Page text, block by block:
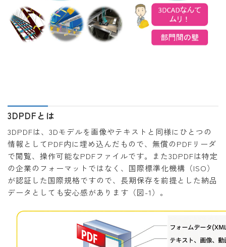
3DPDFとは
3DPDFは、3Dモデルを画像やテキストと同様にひとつの
情報としてPDF内に埋め込んだもので、無償のPDFリーダ
で閲覧、操作可能なPDFファイルです。また3DPDFは特定
の企業のフォーマットではなく、国際標準化機構（ISO）
が認証した国際規格ですので、長期保存を前提とした納品
データとしても安心感があります（図-1）。